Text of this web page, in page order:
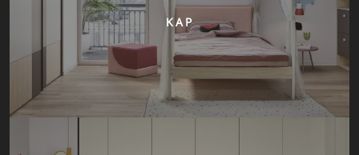
KAP